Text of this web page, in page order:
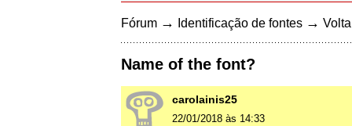
Fórum → Identificação de fontes →
Name of the font?
carolainis25
22/01/2018 às 14:33